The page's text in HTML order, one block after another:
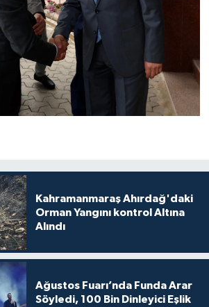
Kahramanmaraş Ahırdağ'daki
Orman Yangını kontrol Altına
Alındı
Ağustos Fuarı’nda Funda Arar
Söyledi, 100 Bin Dinleyici Eşlik